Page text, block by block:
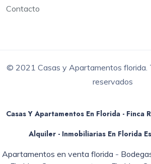
Contacto
© 2021 Casas y Apartamentos florida.
reservados
Casas Y Apartamentos En Florida - Finca
Alquiler - Inmobiliarias En Florida
Apartamentos en venta florida -